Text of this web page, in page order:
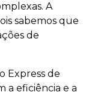
A
sabemos que
de
Express de
a eficiência e a